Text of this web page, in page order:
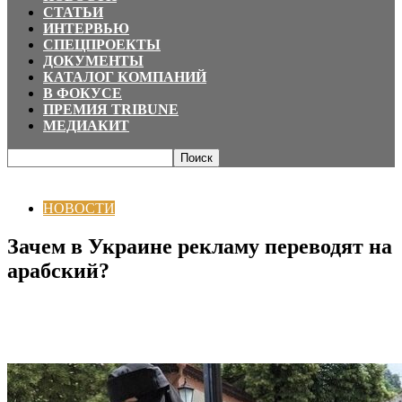
СТАТЬИ
ИНТЕРВЬЮ
СПЕЦПРОЕКТЫ
ДОКУМЕНТЫ
КАТАЛОГ КОМПАНИЙ
В ФОКУСЕ
ПРЕМИЯ TRIBUNE
МЕДИАКИТ
НОВОСТИ
Зачем в Украине рекламу переводят на
арабский?